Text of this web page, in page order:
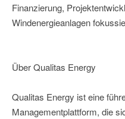
Finanzierung,
Windenergieanlagen
Über Qualitas Energy
Qualitas Energy ist eine
Managementplattform, die